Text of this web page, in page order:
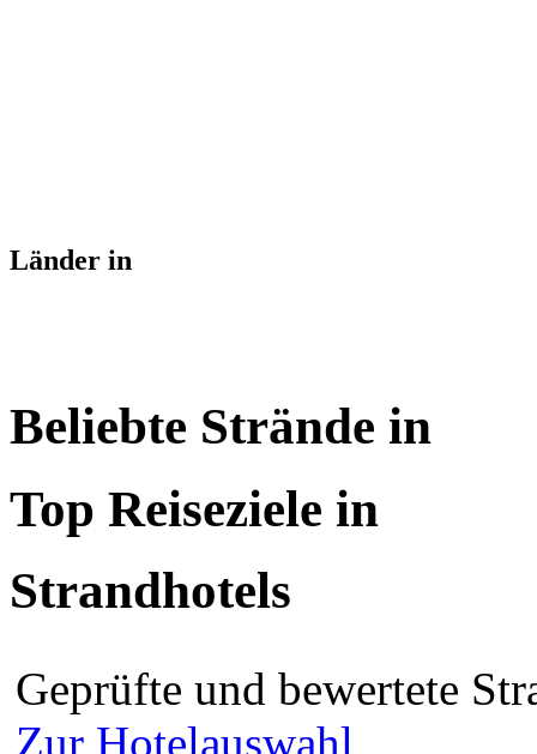
Länder in
Beliebte Strände in
Top Reiseziele in
Strandhotels
Geprüfte und bewertete
Zur Hotelauswahl